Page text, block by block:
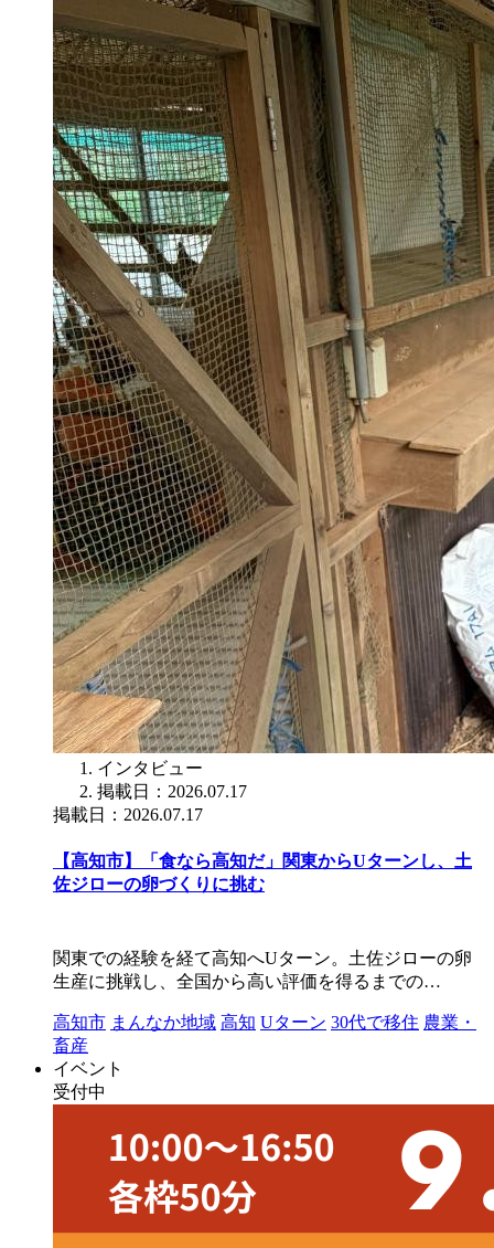
インタビュー
掲載日：2026.07.17
掲載日：2026.07.17
【高知市】「食なら高知だ」関東からUターンし、土
佐ジローの卵づくりに挑む
関東での経験を経て高知へUターン。土佐ジローの卵
生産に挑戦し、全国から高い評価を得るまでの…
高知市 まんなか地域 高知 Uターン 30代で移住 農業・
畜産
イベント
受付中